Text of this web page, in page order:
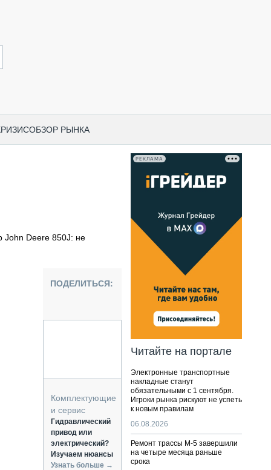
ОБЗОР РЫНКА
ТЕХНИКА
ТРАНСПОРТ
John Deere 850J: не
ПОДЕЛИТЬСЯ:
Комплектующие
и сервис
Гидравлический
привод или
электрический?
Изучаем нюансы
Узнать больше →
РЕКЛАМА
Читайте на портале
Электронные транспортные
накладные станут
обязательными с 1 сентября.
Игроки рынка рискуют не успеть
к новым правилам
06.08.2026
Ремонт трассы М-5 завершили
на четыре месяца раньше
срока